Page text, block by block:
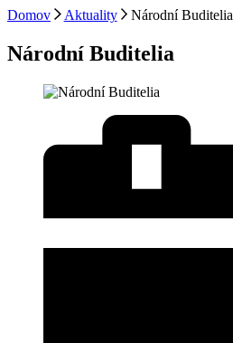
Domov Aktuality Národní Buditelia
Národní Buditelia